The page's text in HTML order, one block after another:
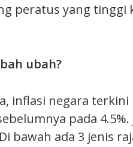
peratus yang tinggi
ubah?
inflasi negara terkini
pada 4.5%.
bawah ada 3 jenis